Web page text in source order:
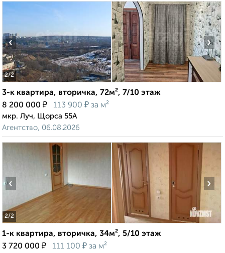
2/2
‹ ›
3-к квартира, вторичка, 72м², 7/10 этаж
8 200 000 ₽ 113 900 ₽ за м²
мкр. Луч, Щорса 55А
Агентство, 06.08.2026
2/2
‹ ›
1-к квартира, вторичка, 34м², 5/10 этаж
3 720 000 ₽ 111 100 ₽ за м²